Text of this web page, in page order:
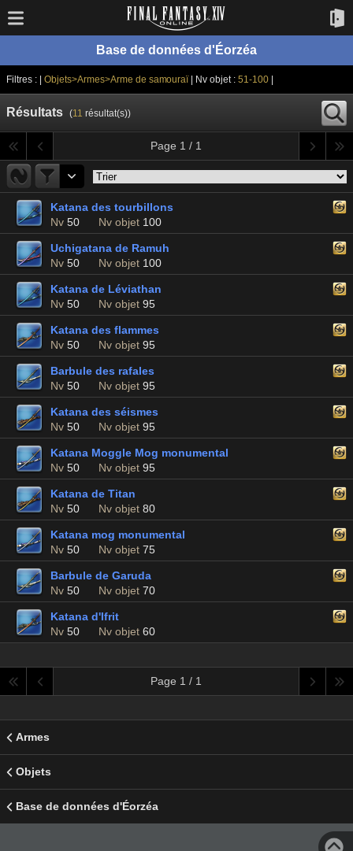
Base de données d'Éorzéa
Filtres : | Objets>Armes>Arme de samouraï | Nv objet :51-100
Résultats (11 résultat(s))
Page 1 / 1
Katana des tourbillons
Nv 50 Nv objet 100
Uchigatana de Ramuh
Nv 50 Nv objet 100
Katana de Léviathan
Nv 50 Nv objet 95
Katana des flammes
Nv 50 Nv objet 95
Barbule des rafales
Nv 50 Nv objet 95
Katana des séismes
Nv 50 Nv objet 95
Katana Moggle Mog monumental
Nv 50 Nv objet 95
Katana de Titan
Nv 50 Nv objet 80
Katana mog monumental
Nv 50 Nv objet 75
Barbule de Garuda
Nv 50 Nv objet 70
Katana d'Ifrit
Nv 50 Nv objet 60
Page 1 / 1
Armes
Objets
Base de données d'Éorzéa